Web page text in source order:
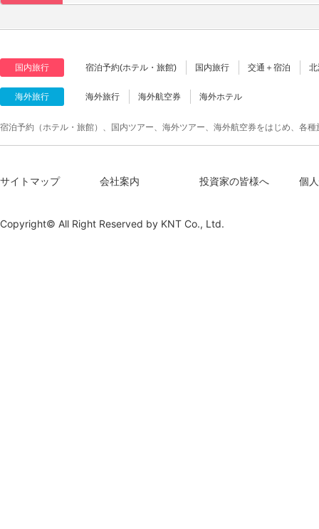
国内旅行 宿泊予約(ホテル・旅館) 国内旅行 交通＋宿泊
海外旅行 海外旅行 海外航空券 海外ホテル
宿泊予約（ホテル・旅館）、国内ツアー、海外ツアー、海外航空券をはじめ、各
サイトマップ 会社案内 投資家の皆様へ 個
Copyright© All Right Reserved by KNT Co., Ltd.